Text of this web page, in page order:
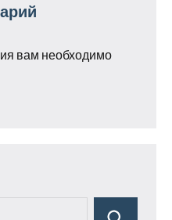
вам необходимо